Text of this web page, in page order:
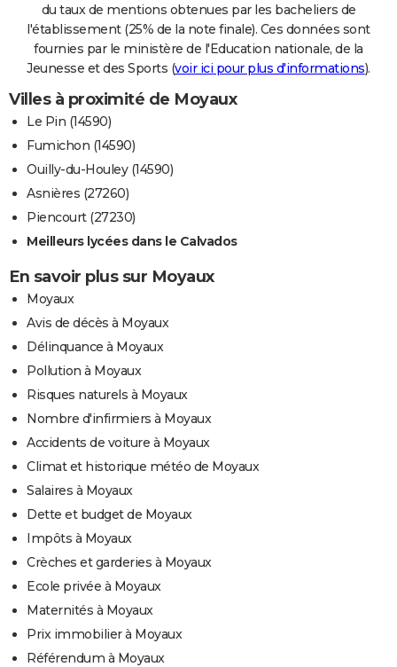
du taux de mentions obtenues par les bacheliers de
l'établissement (25% de la note finale). Ces données sont
fournies par le ministère de l'Education nationale, de la
Jeunesse et des Sports (voir ici pour plus d'informations).
Villes à proximité de Moyaux
Le Pin (14590)
Fumichon (14590)
Ouilly-du-Houley (14590)
Asnières (27260)
Piencourt (27230)
Meilleurs lycées dans le Calvados
En savoir plus sur Moyaux
Moyaux
Avis de décès à Moyaux
Délinquance à Moyaux
Pollution à Moyaux
Risques naturels à Moyaux
Nombre d'infirmiers à Moyaux
Accidents de voiture à Moyaux
Climat et historique météo de Moyaux
Salaires à Moyaux
Dette et budget de Moyaux
Impôts à Moyaux
Crèches et garderies à Moyaux
Ecole privée à Moyaux
Maternités à Moyaux
Prix immobilier à Moyaux
Référendum à Moyaux